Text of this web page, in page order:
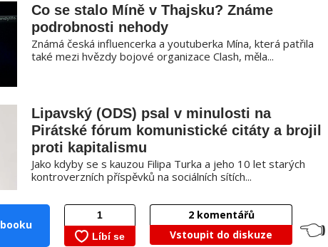
Co se stalo Míně v Thajsku? Známe
podrobnosti nehody
Známá česká influencerka a youtuberka Mína, která patřila
také mezi hvězdy bojové organizace Clash, měla...
Lipavský (ODS) psal v minulosti na
Pirátské fórum komunistické citáty a brojil
proti kapitalismu
Jako kdyby se s kauzou Filipa Turka a jeho 10 let starých
kontroverzních příspěvků na sociálních sítích...
2komentářů
Vstoupit do diskuze
👈